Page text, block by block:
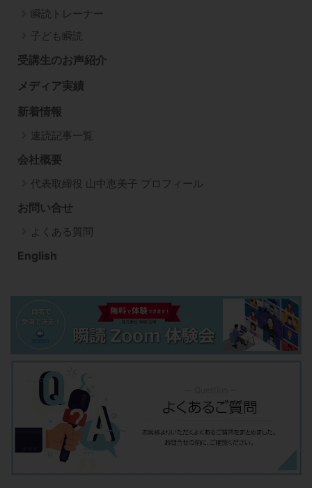
瞬読トレーナー
子ども瞬読
受講生のお声紹介
メディア実績
新着情報
速読記事一覧
会社概要
代表取締役 山中恵美子 プロフィール
お問い合せ
よくある質問
English